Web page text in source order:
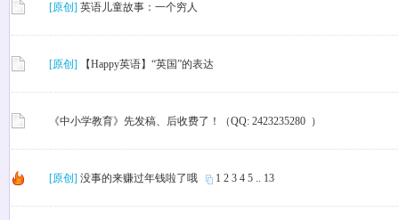
[原创] 英语儿童故事：一个穷人
[原创] 【Happy英语】“英国”的表达
《中小学教育》先发稿、后收费了！（QQ: 2423235280 ）
[原创] 没事的来赚过年钱啦了哦 1 2 3 4 5 .. 13